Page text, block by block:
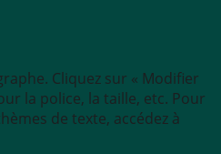
Cliquez sur « Modifier
la police, la taille, etc. Pour
de texte, accédez à